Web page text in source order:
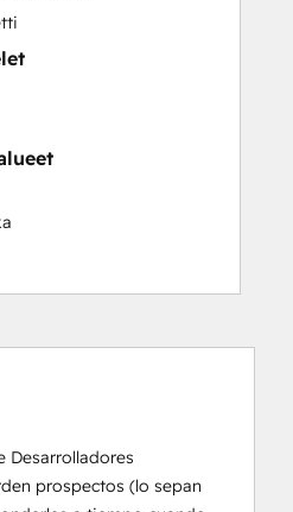
Desarrolladores
prospectos (lo sepan